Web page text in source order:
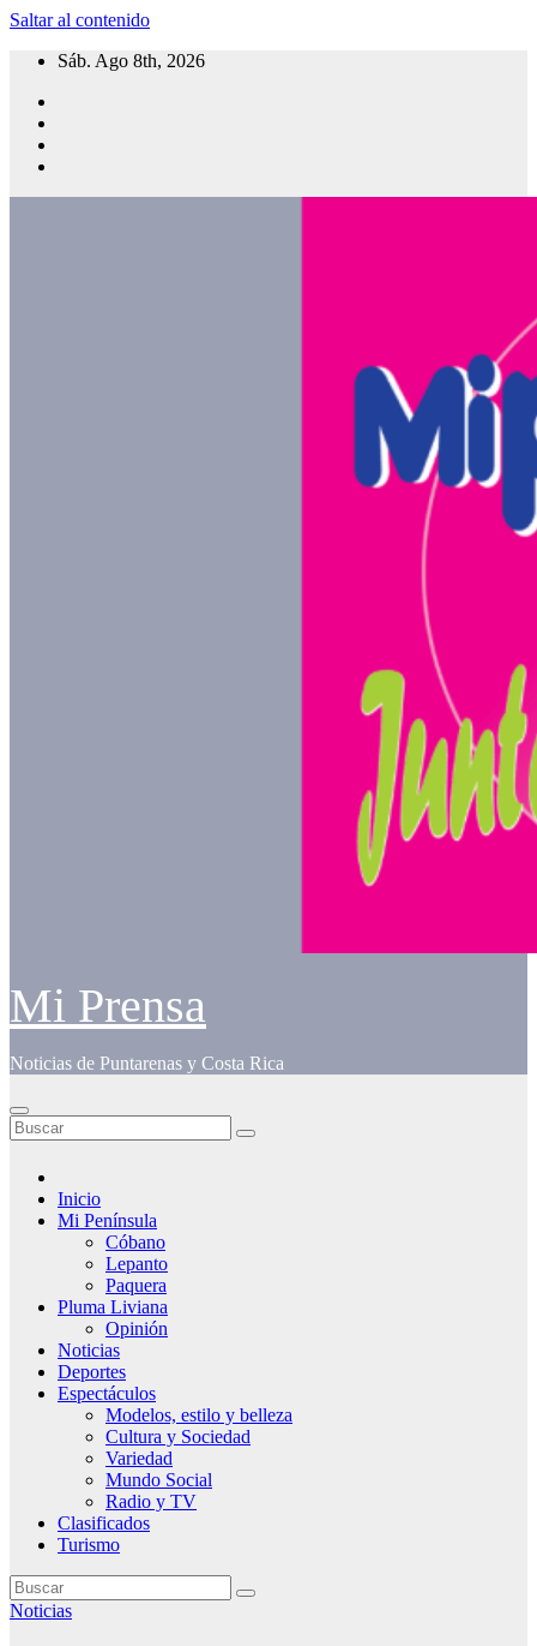
Saltar al contenido
Sáb. Ago 8th, 2026
Mi Prensa
Noticias de Puntarenas y Costa Rica
Inicio
Mi Península
Cóbano
Lepanto
Paquera
Pluma Liviana
Opinión
Noticias
Deportes
Espectáculos
Modelos, estilo y belleza
Cultura y Sociedad
Variedad
Mundo Social
Radio y TV
Clasificados
Turismo
Noticias